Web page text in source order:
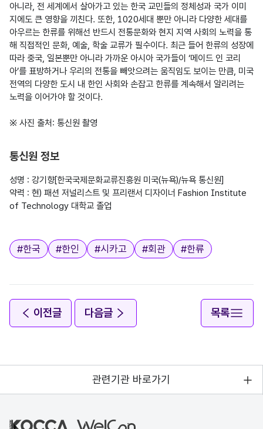
아니라, 전 세계에서 살아가고 있는 한국 교민들의 정체성과 국가 이미
지에도 큰 영향을 끼친다. 또한, 1020세대 뿐만 아니라 다양한 세대를
아우르는 한류를 위해선 반드시 전통문화와 현지 지역 사회의 노력을 통
해 직접적인 문화, 예술, 학술 교류가 필수이다. 최근 들어 한류의 성장에
따라 중국, 일본뿐만 아니라 가까운 아시아 국가들이 ‘메이드 인 코리
아’를 표방하거나 우리의 전통을 빼앗으려는 움직임도 보이는 만큼, 미국
전역의 다양한 도시 내 한인 사회와 손잡고 한류를 계속해서 알리려는
노력을 이어가야 할 것이다.
※ 사진 출처: 통신원 촬영
통신원 정보
성명 : 강기향[한국국제문화교류진흥원 미국(뉴욕)/뉴욕 통신원]
약력 : 현) 패션 저널리스트 및 프리랜서 디자이너 Fashion Institute
of Technology 대학교 졸업
태그
#한국 #한인 #시카고 #회관 #한류
이전글 다음글 목록
관련기관 바로가기